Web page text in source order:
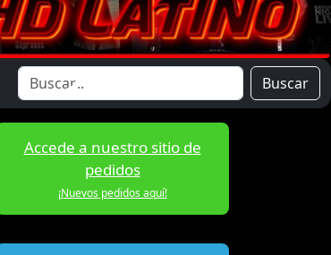
Buscar
Accede a nuestro sitio de
pedidos
¡Nuevos pedidos aquí!